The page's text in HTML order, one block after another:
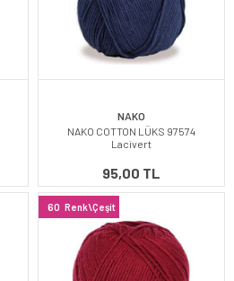
NAKO
NAKO COTTON LÜKS 97574
Lacivert
95,00 TL
60 Renk\Çeşit